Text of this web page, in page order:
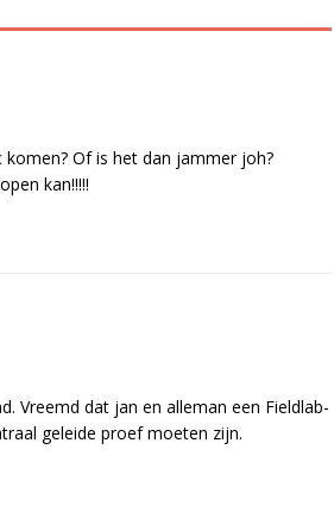
Of is het dan jammer joh?
kan!!!!!
Vreemd dat jan en alleman een Fieldlab-
geleide proef moeten zijn.